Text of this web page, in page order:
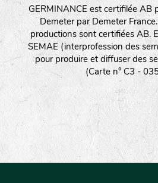
GERMINANCE est certifilée AB
Demeter par Demeter
productions sont certifiées AB.
SEMAE (interprofession des
pour produire et diffuser des
(Carte n° C3 -